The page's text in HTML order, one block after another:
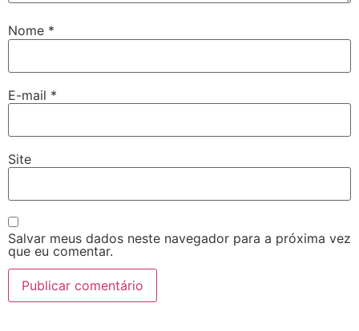
Nome *
E-mail *
Site
Salvar meus dados neste navegador para a próxima vez
que eu comentar.